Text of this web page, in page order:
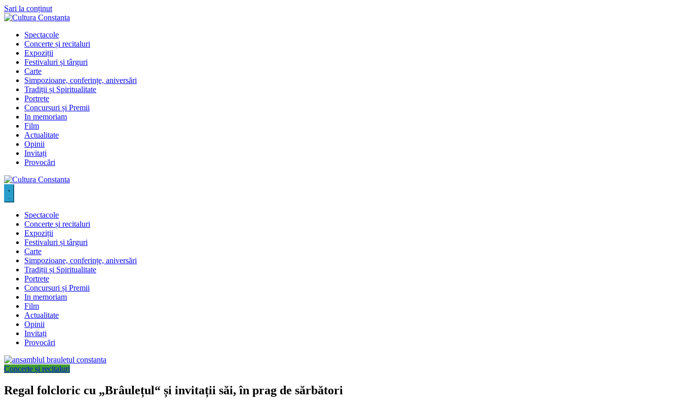
Sari la conținut
Spectacole
Concerte și recitaluri
Expoziții
Festivaluri și târguri
Carte
Simpozioane, conferințe, aniversări
Tradiții și Spiritualitate
Portrete
Concursuri și Premii
In memoriam
Film
Actualitate
Opinii
Invitați
Provocări
Spectacole
Concerte și recitaluri
Expoziții
Festivaluri și târguri
Carte
Simpozioane, conferințe, aniversări
Tradiții și Spiritualitate
Portrete
Concursuri și Premii
In memoriam
Film
Actualitate
Opinii
Invitați
Provocări
Concerte și recitaluri
Regal folcloric cu „Brâulețul“ și invitații săi, în prag de sărbători